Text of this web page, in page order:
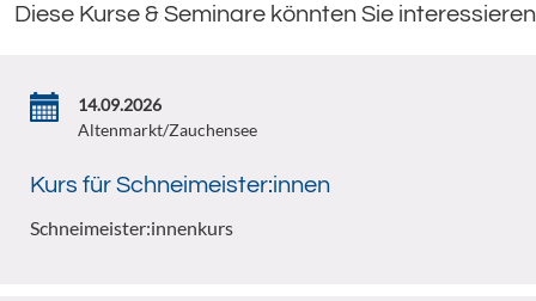
Diese Kurse & Seminare könnten Sie interessieren
14.09.2026
Altenmarkt/Zauchensee
Kurs für Schneimeister:innen
Schneimeister:innenkurs